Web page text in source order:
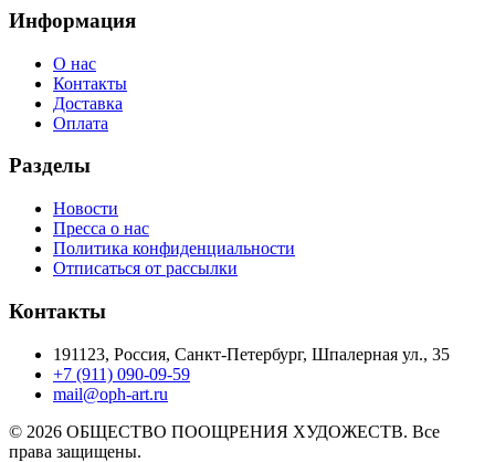
Информация
О нас
Контакты
Доставка
Оплата
Разделы
Новости
Пресса о нас
Политика конфиденциальности
Отписаться от рассылки
Контакты
191123, Россия, Санкт-Петербург, Шпалерная ул., 35
+7 (911) 090-09-59
mail@oph-art.ru
© 2026 ОБЩЕСТВО ПООЩРЕНИЯ ХУДОЖЕСТВ. Все
права защищены.